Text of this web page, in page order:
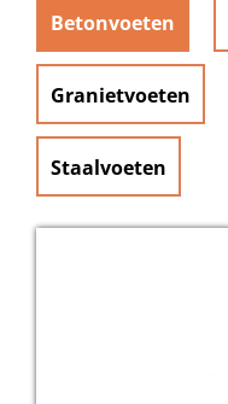
Betonvoeten
Granietvoeten
Staalvoeten